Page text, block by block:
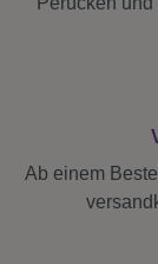
Ab einem